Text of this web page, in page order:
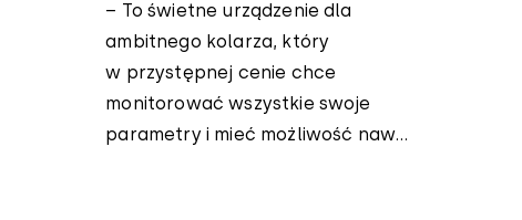
– To świetne urządzenie dla
ambitnego kolarza, który
w przystępnej cenie chce
monitorować wszystkie swoje
parametry i mieć możliwość naw...